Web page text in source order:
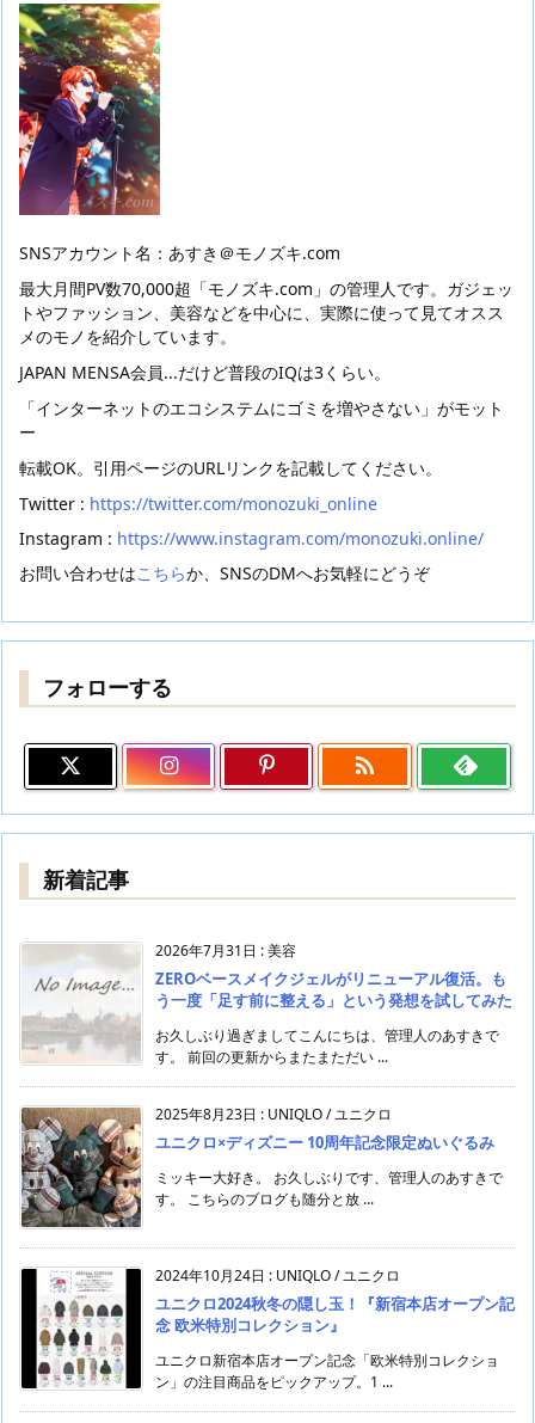
SNSアカウント名：あすき＠モノズキ.com
最大月間PV数70,000超「モノズキ.com」の管理人です。ガジェッ
トやファッション、美容などを中心に、実際に使って見てオスス
メのモノを紹介しています。
JAPAN MENSA会員...だけど普段のIQは3くらい。
「インターネットのエコシステムにゴミを増やさない」がモット
ー
転載OK。引用ページのURLリンクを記載してください。
Twitter : https://twitter.com/monozuki_online
Instagram : https://www.instagram.com/monozuki.online/
お問い合わせはこちらか、SNSのDMへお気軽にどうぞ
フォローする

新着記事
2026年7月31日 :美容
ZEROベースメイクジェルがリニューアル復活。も
う一度「足す前に整える」という発想を試してみた
お久しぶり過ぎましてこんにちは、管理人のあすきで
す。 前回の更新からまたまただい ...
2025年8月23日 : UNIQLO / ユニクロ
ユニクロ×ディズニー 10周年記念限定ぬいぐるみ
ミッキー大好き。 お久しぶりです、管理人のあすきで
す。 こちらのブログも随分と放 ...
2024年10月24日 : UNIQLO / ユニクロ
ユニクロ2024秋冬の隠し玉！『新宿本店オープン記
念 欧米特別コレクション』
ユニクロ新宿本店オープン記念「欧米特別コレクショ
ン」の注目商品をピックアップ。1 ...